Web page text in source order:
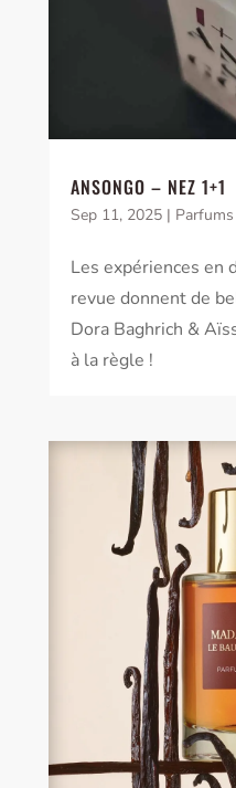
ANSONGO – NEZ 1+1
Sep 11, 2025|
Les expériences en
revue donnent de
Dora Baghrich &
à la règle !